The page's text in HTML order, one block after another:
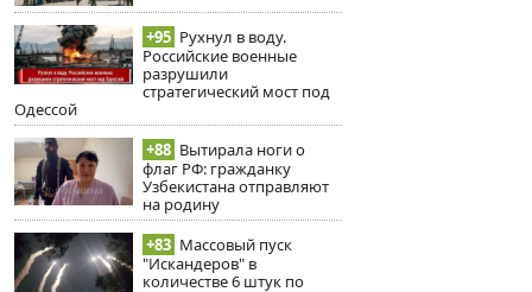
+95 Рухнул в воду.
Российские военные
разрушили
стратегический мост под
Одессой
+88 Вытирала ноги о
флаг РФ: гражданку
Узбекистана отправляют
на родину
+83 Массовый пуск
"Искандеров" в
количестве 6 штук по